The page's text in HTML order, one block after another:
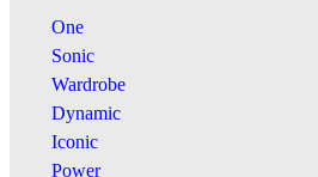
One
Sonic
Wardrobe
Dynamic
Iconic
Power